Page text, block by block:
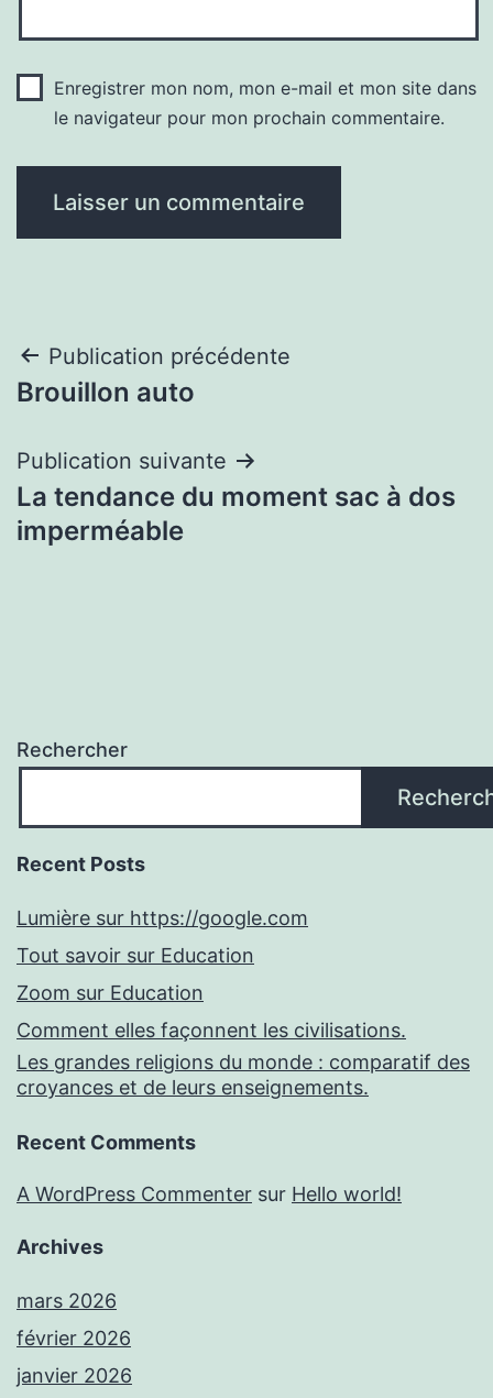
Enregistrer mon nom, mon e-mail et mon site dans
le navigateur pour mon prochain commentaire.
Navigation
de
l’article
Publication précédente
Brouillon auto
Publication suivante
La tendance du moment sac à dos
imperméable
Rechercher
Recent Posts
Lumière sur https://google.com
Tout savoir sur Education
Zoom sur Education
Comment elles façonnent les civilisations.
Les grandes religions du monde : comparatif des
croyances et de leurs enseignements.
Recent Comments
A WordPress Commenter sur Hello world!
Archives
mars 2026
février 2026
janvier 2026